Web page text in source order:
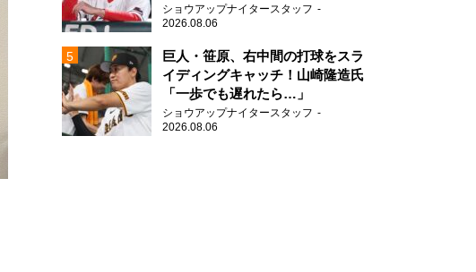
ショウアップナイタースタッフ
2026.08.06
巨人・笹原、右中間の打球をスラ
イディングキャッチ！山崎隆造氏
「一歩でも遅れたら…」
ショウアップナイタースタッフ
2026.08.06